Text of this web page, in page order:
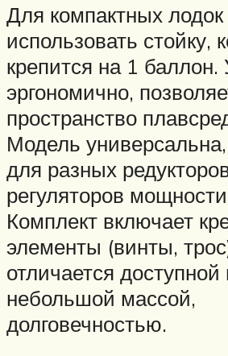
Для компактных
использовать стойку,
крепится на 1 баллон.
эргономично,
пространство
Модель
для разных
регуляторов
Комплект включает
элементы (винты,
отличается доступной
небольшой массой,
долговечностью.